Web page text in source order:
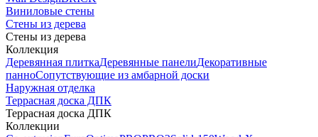
Виниловые стены
Стены из дерева
Стены из дерева
Коллекция
Деревянная плиткаДеревянные панелиДекоративные
панноСопутствующие из амбарной доски
Наружная отделка
Террасная доска ДПК
Террасная доска ДПК
Коллекции